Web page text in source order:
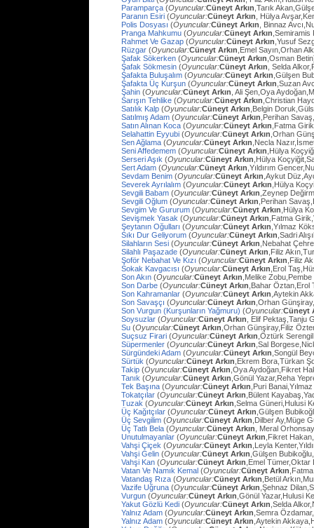
Paramparça (Oyuncular:Cüneyt Arkın ,Tarık
Paranın Esiri (Oyuncular:Cüneyt Arkın , Hülya
Polis Dosyası (Oyuncular:Cüneyt Arkın , Binnaz
Pranga Mahkumu (Oyuncular:Cüneyt Arkın
Rahmet Ve Gazap (Oyuncular:Cüneyt Arkın ,Yusuf
Rüzgar (Oyuncular:Cüneyt Arkın ,Emel Sayın,Orhan
Şafak Sökerken (Oyuncular:Cüneyt Arkın ,Osman
Şafak Sökmesin (Oyuncular:Cüneyt Arkın , Selda
Şafakta Buluşalım (Oyuncular:Cüneyt Arkın ,Gülşen
Şafakta Üç Kurşun (Oyuncular:Cüneyt Arkın ,Suzan
Şahin (Oyuncular:Cüneyt Arkın , Ali Şen,Oya
Sarışın Tehlike (Oyuncular:Cüneyt Arkın ,Christian
Satılık Kalp (Oyuncular:Cüneyt Arkın ,Belgin
Satılmış Adam (Oyuncular:Cüneyt Arkın ,Perihan
Satın Alınan Koca (Oyuncular:Cüneyt Arkın ,Fatma
Selahattin Eyyubi (Oyuncular:Cüneyt Arkın ,Orhan
Sen Ağlama (Oyuncular:Cüneyt Arkın ,Necla
Seni Affedemem (Oyuncular:Cüneyt Arkın ,Hülya
Serseri Aşık (Oyuncular:Cüneyt Arkın ,Hülya
Sert Adam (Oyuncular:Cüneyt Arkın ,Yıldırım
Sevdam Benim (Oyuncular:Cüneyt Arkın ,Aykut
Severek Ayrılalım (Oyuncular:Cüneyt Arkın ,Hülya
Sevgili Babam (Oyuncular:Cüneyt Arkın ,Zeynep
Sevgili Oğlum (Oyuncular:Cüneyt Arkın ,Perihan
Sevgim Ve Gururum (Oyuncular:Cüneyt Arkın ,Hülya
Sevişmek Yasak (Oyuncular:Cüneyt Arkın ,Fatma
Şeytanın Oğulları (Oyuncular:Cüneyt Arkın ,Yılmaz
Sıkı Dur Geliyorum (Oyuncular:Cüneyt Arkın ,Sadri
Silahların Sesi (Oyuncular:Cüneyt Arkın ,Nebahat
Silahlı Paşazade (Oyuncular:Cüneyt Arkın ,Filiz
Şoför Nebahat Ve Kızı (Oyuncular:Cüneyt Arkın ,Filiz
Sokak Kavgacısı (Oyuncular:Cüneyt Arkın ,Erol
Son Akın (Oyuncular:Cüneyt Arkın ,Melike
Son Darbe (Oyuncular:Cüneyt Arkın ,Bahar Öztan,Erol
Son Kahramanlar (Oyuncular:Cüneyt Arkın ,Aytekin
Son Savaşçı (Oyuncular:Cüneyt Arkın ,Orhan
Son Vurgun (Kurşunların Yağmuru) (Oyuncular:Cüneyt
Soysuzlar (Oyuncular:Cüneyt Arkın , Elif Pektaş,Tanju
Su (Oyuncular:Cüneyt Arkın ,Orhan Günşiray,Filiz
Suçsuz Firari (Oyuncular:Cüneyt Arkın ,Öztürk
Süpermenler (Oyuncular:Cüneyt Arkın ,Sal
Sürgündeki Adam (Oyuncular:Cüneyt Arkın ,Songül
Sürtük (Oyuncular:Cüneyt Arkın ,Ekrem Bora,Türkan
Takip (Oyuncular:Cüneyt Arkın ,Oya Aydoğan,Fikret
Tanık (Oyuncular:Cüneyt Arkın ,Gönül Yazar,Reha
Tek Başına (Oyuncular:Cüneyt Arkın ,Puri
Tokatçılar (Oyuncular:Cüneyt Arkın ,Bülent
Tuzak (Oyuncular:Cüneyt Arkın ,Selma Güneri,Hulusi
Üç Kağıtçılar (Oyuncular:Cüneyt Arkın ,Gülşen
Üç Sevgilim (Oyuncular:Cüneyt Arkın ,Dilber Ay,Müge
Üç Tatlı Bela (Oyuncular:Cüneyt Arkın , Meral
Unutulmayanlar (Oyuncular:Cüneyt Arkın ,Fikret
Vahşi Çiçek (Oyuncular:Cüneyt Arkın ,Leyla
Vahşi Gelin (Oyuncular:Cüneyt Arkın ,Gülşen
Vahşi Kan (Oyuncular:Cüneyt Arkın ,Emel
Vatan Ve Namık Kemal (Oyuncular:Cüneyt Arkın
Vatandaş Rıza (Oyuncular:Cüneyt Arkın ,Betül
Vazife Uğruna (Oyuncular:Cüneyt Arkın ,Şehnaz
Vurgun (Oyuncular:Cüneyt Arkın ,Gönül Yazar,Hulusi
Yakut Gözlü Kedi (Oyuncular:Cüneyt Arkın ,Selda
Yalnız Adam (Oyuncular:Cüneyt Arkın ,Semra
Yalnız Adam (Oyuncular:Cüneyt Arkın ,Aytekin